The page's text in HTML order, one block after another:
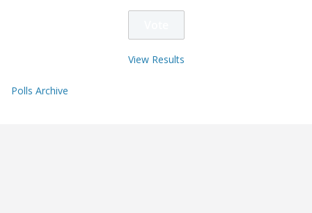
View Results
Polls Archive